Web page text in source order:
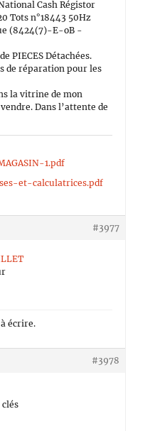
Cash Régistor
Tots n°18443 50Hz
(8424(7)-E-oB -
PIECES Détachées.
de réparation pour les
la vitrine de mon
Dans l’attente de
1.pdf
et-calculatrices.pdf
#3977
écrire.
#3978